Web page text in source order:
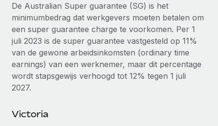
Compliance Watchtower
Blijf compliance-risico's voor
Apparaatbeheer
Lever en track wereldwijd IT-middelen
Entiteiten oprichten
Stel snel compliant entiteiten op
Plaats werknemers moeiteloos over
BLOG
Global Payroll
EOR en PEO
Contractor Management
Naar de blog
De Australian Super guarantee (SG) is het
minimumbedrag dat werkgevers moeten betalen om
een super guarantee charge te voorkomen. Per 1
juli 2023 is de super guarantee vastgesteld op 11%
van de gewone arbeidsinkomsten (ordinary time
earnings) van een werknemer, maar dit percentage
wordt stapsgewijs verhoogd tot 12% tegen 1 juli
2027.
Victoria